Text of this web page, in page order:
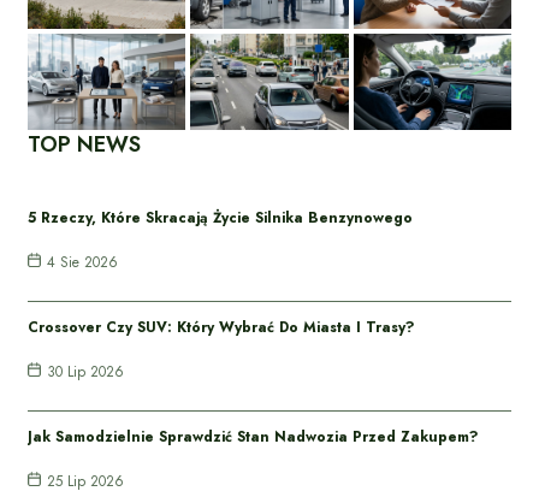
TOP NEWS
5 Rzeczy, Które Skracają Życie Silnika Benzynowego
4 Sie 2026
Crossover Czy SUV: Który Wybrać Do Miasta I Trasy?
30 Lip 2026
Jak Samodzielnie Sprawdzić Stan Nadwozia Przed Zakupem?
25 Lip 2026